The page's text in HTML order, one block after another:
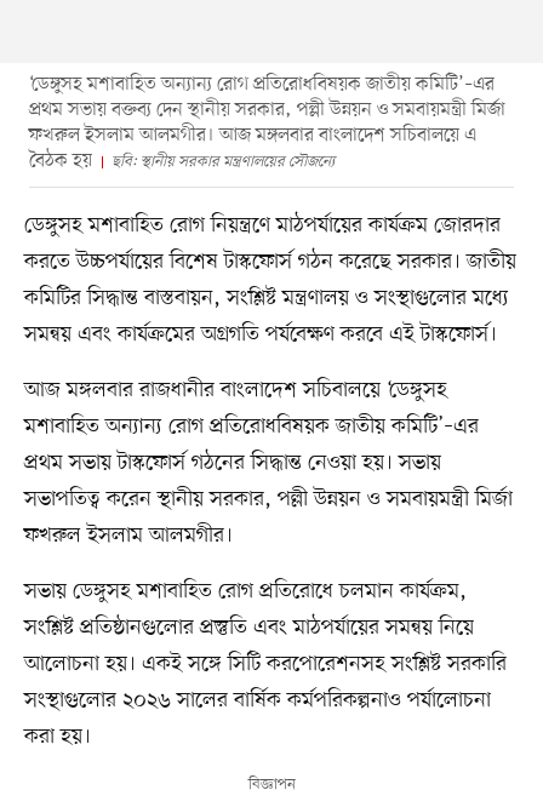
‘ডেঙ্গুসহ মশাবাহিত অন্যান্য রোগ প্রতিরোধবিষয়ক জাতীয় কমিটি’–এর
প্রথম সভায় বক্তব্য দেন স্থানীয় সরকার, পল্লী উন্নয়ন ও সমবায়মন্ত্রী মির্জা
ফখরুল ইসলাম আলমগীর। আজ মঙ্গলবার বাংলাদেশ সচিবালয়ে এ
বৈঠক হয়
ছবি: স্থানীয় সরকার মন্ত্রণালয়ের সৌজন্যে
ডেঙ্গুসহ মশাবাহিত রোগ নিয়ন্ত্রণে মাঠপর্যায়ের কার্যক্রম জোরদার
করতে উচ্চপর্যায়ের বিশেষ টাস্কফোর্স গঠন করেছে সরকার। জাতীয়
কমিটির সিদ্ধান্ত বাস্তবায়ন, সংশ্লিষ্ট মন্ত্রণালয় ও সংস্থাগুলোর মধ্যে
সমন্বয় এবং কার্যক্রমের অগ্রগতি পর্যবেক্ষণ করবে এই টাস্কফোর্স।
আজ মঙ্গলবার রাজধানীর বাংলাদেশ সচিবালয়ে ‘ডেঙ্গুসহ
মশাবাহিত অন্যান্য রোগ প্রতিরোধবিষয়ক জাতীয় কমিটি’–এর
প্রথম সভায় টাস্কফোর্স গঠনের সিদ্ধান্ত নেওয়া হয়। সভায়
সভাপতিত্ব করেন স্থানীয় সরকার, পল্লী উন্নয়ন ও সমবায়মন্ত্রী মির্জা
ফখরুল ইসলাম আলমগীর।
সভায় ডেঙ্গুসহ মশাবাহিত রোগ প্রতিরোধে চলমান কার্যক্রম,
সংশ্লিষ্ট প্রতিষ্ঠানগুলোর প্রস্তুতি এবং মাঠপর্যায়ের সমন্বয় নিয়ে
আলোচনা হয়। একই সঙ্গে সিটি করপোরেশনসহ সংশ্লিষ্ট সরকারি
সংস্থাগুলোর ২০২৬ সালের বার্ষিক কর্মপরিকল্পনাও পর্যালোচনা
করা হয়।